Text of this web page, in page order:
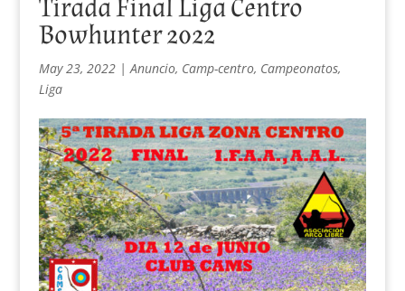
Tirada Final Liga Centro
Bowhunter 2022
May 23, 2022|Anuncio, Camp-centro, Campeonatos,
Liga